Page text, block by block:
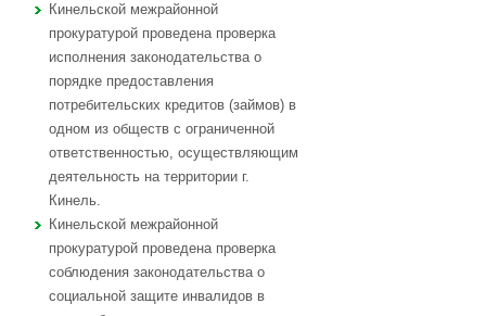
Кинельской межрайонной
прокуратурой проведена проверка
исполнения законодательства о
порядке предоставления
потребительских кредитов (займов) в
одном из обществ с ограниченной
ответственностью, осуществляющим
деятельность на территории г.
Кинель.
Кинельской межрайонной
прокуратурой проведена проверка
соблюдения законодательства о
социальной защите инвалидов в